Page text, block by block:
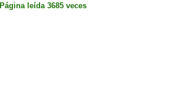
Página leída 3685 veces